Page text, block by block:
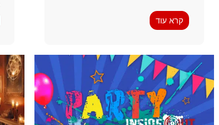
קרא עוד